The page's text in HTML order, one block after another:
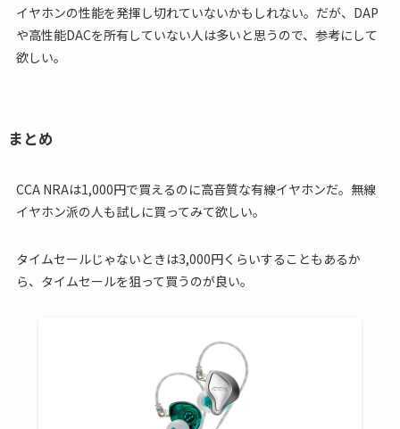
イヤホンの性能を発揮し切れていないかもしれない。だが、DAP
や高性能DACを所有していない人は多いと思うので、参考にして
欲しい。
まとめ
CCA NRAは1,000円で買えるのに高音質な有線イヤホンだ。無線
イヤホン派の人も試しに買ってみて欲しい。
タイムセールじゃないときは3,000円くらいすることもあるか
ら、タイムセールを狙って買うのが良い。